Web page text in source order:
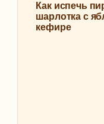
Как испечь
шарлотка с
кефире